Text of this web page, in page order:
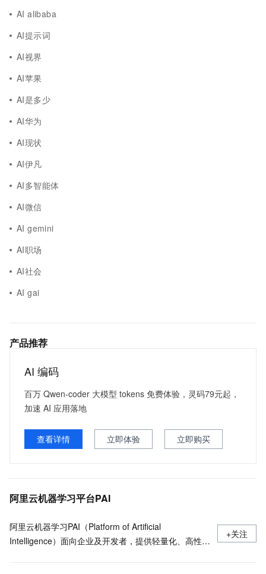
AI alibaba
AI提示词
AI视界
AI苹果
AI是多少
AI华为
AI现状
AI伊凡
AI多智能体
AI微信
AI gemini
AI职场
AI社会
AI gai
产品推荐
AI 编码
百万 Qwen-coder 大模型 tokens 免费体验，灵码79元起，
加速 AI 应用落地
查看详情 立即体验 立即购买
阿里云机器学习平台PAI
阿里云机器学习PAI（Platform of Artificial
Intelligence）面向企业及开发者，提供轻量化、高性价
+关注